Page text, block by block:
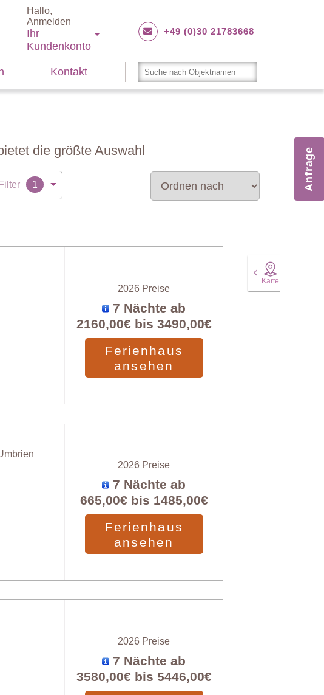
Hallo,
Anmelden
Ihr
Kundenkonto
+49 (0)30 21783668
Kontakt
die größte Auswahl
2026 Preise
7 Nächte ab
2160,00€bis 3490,00€
Ferienhaus
ansehen
2026 Preise
7 Nächte ab
665,00€bis 1485,00€
Ferienhaus
ansehen
2026 Preise
7 Nächte ab
3580,00€bis 5446,00€
Karte
Anfrage